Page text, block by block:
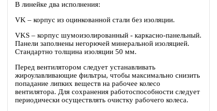
В линейке два исполнения:
VK – корпус из оцинкованной стали без изоляции.
VKS – корпус шумоизолированный - каркасно-панельный.
Панели заполнены негорючей минеральной изоляцией.
Стандартно толщина изоляции 50 мм.
Перед вентилятором следует устанавливать
жироулавливающие фильтры, чтобы максимально снизить
попадание липких веществ на рабочее колесо
вентилятора. Для сохранения работоспособности следует
периодически осуществлять очистку рабочего колеса.